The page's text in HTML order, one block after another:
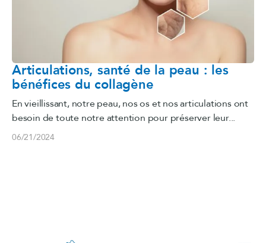
Articulations, santé de la peau : les
bénéfices du collagène
En vieillissant, notre peau, nos os et nos articulations ont
besoin de toute notre attention pour préserver leur...
06/21/2024